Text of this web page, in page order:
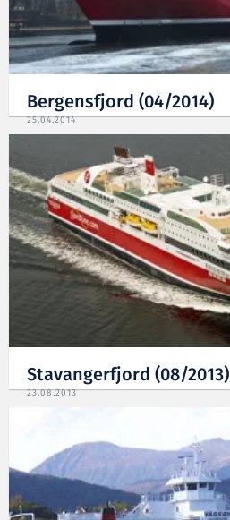
Bergensfjord (04/2014)
25.04.2014
Stavangerfjord (08/2013)
23.08.2013